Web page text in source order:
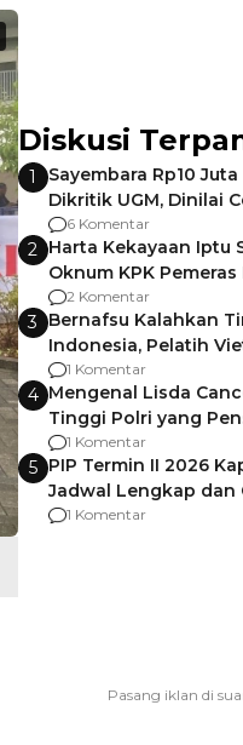
Diskusi
1
Sayembara Rp10
Dikritik UGM, Dinilai
Gagalnya Negara
6 Komentar
2 Harta Kekayaan Iptu
Oknum KPK
Pemalang
2 Komentar
3 Bernafsu Kalahkan
Indonesia, Pelatih
Berencana Pakai
1 Komentar
4 Mengenal Lisda
Tinggi Polri yang
Usai Jadi Brigjen
1 Komentar
5 PIP Termin II 2026
Jadwal Lengkap dan
agar Dana Tidak
1 Komentar